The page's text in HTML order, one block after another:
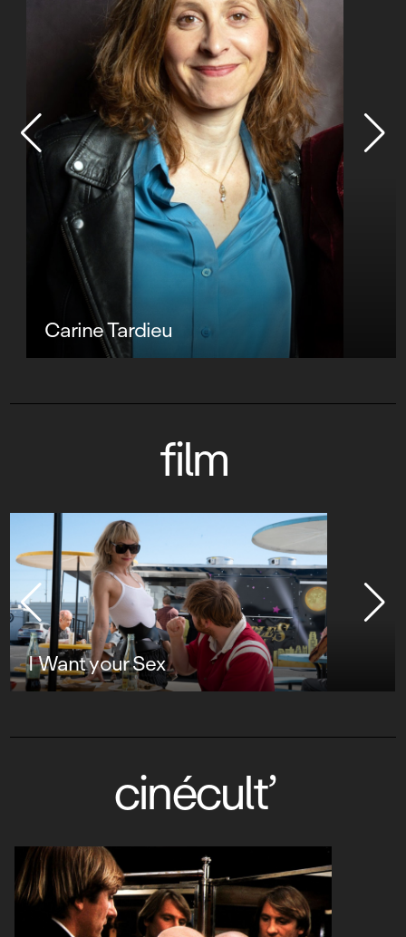
Carine Tardieu
film
I Want your Sex
cinécult’